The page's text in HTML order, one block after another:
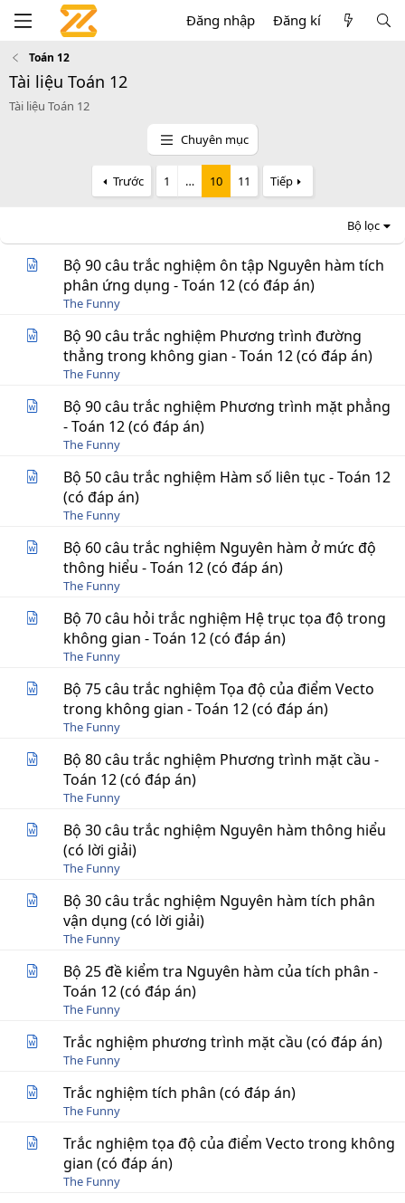
Đăng nhập Đăng kí
Toán 12
Tài liệu Toán 12
Tài liệu Toán 12
Chuyên mục
Trước 1 … 10 11 Tiếp
Bộ lọc
Bộ 90 câu trắc nghiệm ôn tập Nguyên hàm tích
phân ứng dụng - Toán 12 (có đáp án)
The Funny
Bộ 90 câu trắc nghiệm Phương trình đường
thẳng trong không gian - Toán 12 (có đáp án)
The Funny
Bộ 90 câu trắc nghiệm Phương trình mặt phẳng
- Toán 12 (có đáp án)
The Funny
Bộ 50 câu trắc nghiệm Hàm số liên tục - Toán 12
(có đáp án)
The Funny
Bộ 60 câu trắc nghiệm Nguyên hàm ở mức độ
thông hiểu - Toán 12 (có đáp án)
The Funny
Bộ 70 câu hỏi trắc nghiệm Hệ trục tọa độ trong
không gian - Toán 12 (có đáp án)
The Funny
Bộ 75 câu trắc nghiệm Tọa độ của điểm Vecto
trong không gian - Toán 12 (có đáp án)
The Funny
Bộ 80 câu trắc nghiệm Phương trình mặt cầu -
Toán 12 (có đáp án)
The Funny
Bộ 30 câu trắc nghiệm Nguyên hàm thông hiểu
(có lời giải)
The Funny
Bộ 30 câu trắc nghiệm Nguyên hàm tích phân
vận dụng (có lời giải)
The Funny
Bộ 25 đề kiểm tra Nguyên hàm của tích phân -
Toán 12 (có đáp án)
The Funny
Trắc nghiệm phương trình mặt cầu (có đáp án)
The Funny
Trắc nghiệm tích phân (có đáp án)
The Funny
Trắc nghiệm tọa độ của điểm Vecto trong không
gian (có đáp án)
The Funny